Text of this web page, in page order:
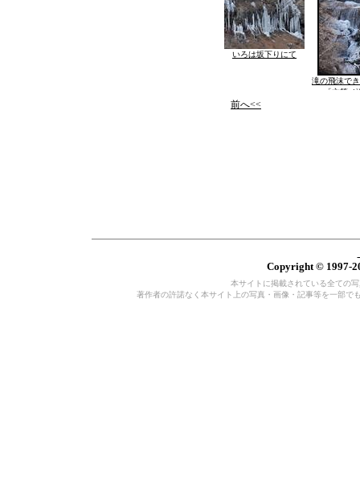
いろは坂下りにて
滝の飛沫で
「方等ノ
前へ<<
Copyright © 1997-
本サイトに掲載されている全ての
著作者の許諾なく本サイト上の写真・画像・記事等を一部で